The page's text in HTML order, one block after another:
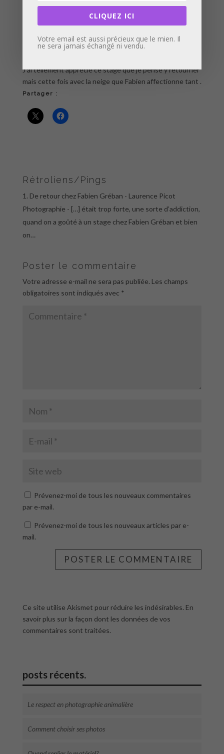
J’ai tellement apprécié ce stage que je pense y retourner
mais cette fois avec la neige que Fabien affectionne tant .
Partager :
Rétroliens/Pings
De retour chez Fabien Gréban - Laurence Picot
Photographie - […] était trop forte, une sorte d’addiction,
quand on a goûté à un stage chez Fabien Gréban et bien
on…
Poster le commentaire
Votre adresse e-mail ne sera pas publiée. Les champs
obligatoires sont indiqués avec *
Prévenez-moi de tous les nouveaux commentaires
par e-mail.
Prévenez-moi de tous les nouveaux articles par e-
mail.
Ce site utilise Akismet pour réduire les indésirables. En
savoir plus sur la façon dont les données de vos
commentaires sont traitées.
posts récents.
Le respect en photographie animalière
Comment choisir ses photos
CLIQUEZ ICI
Votre email est aussi précieux que le mien. Il
ne sera jamais échangé ni vendu.